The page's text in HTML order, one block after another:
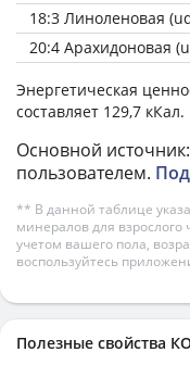
18:3 Линоленовая
20:4 Арахидоновая
Энергетическая
составляет 129,7 кКал.
Основной
пользователем.
** В данной таблице
минералов для взрослого
учетом вашего пола,
воспользуйтесь
Полезные свойства